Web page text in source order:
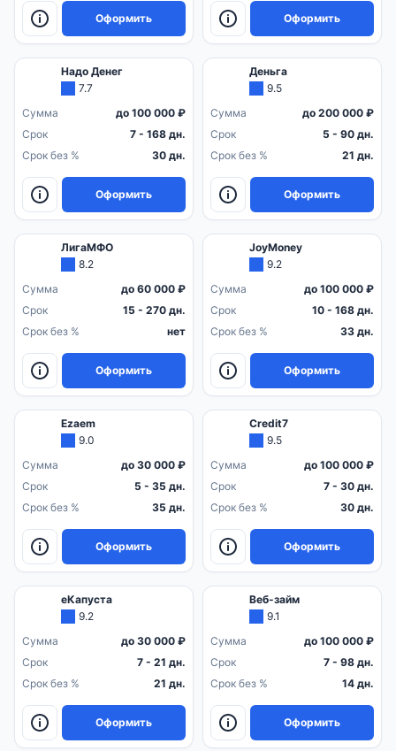
Оформить Оформить
Надо Денег
7.7
Сумма
до 100 000 ₽
Срок
7 - 168 дн.
Срок без %
30 дн.
Оформить
Деньга
9.5
Сумма
до 200 000 ₽
Срок
5 - 90 дн.
Срок без %
21 дн.
Оформить
ЛигаМФО
8.2
Сумма
до 60 000 ₽
Срок
15 - 270 дн.
Срок без %
нет
Оформить
JoyMoney
9.2
Сумма
до 100 000 ₽
Срок
10 - 168 дн.
Срок без %
33 дн.
Оформить
Ezaem
9.0
Сумма
до 30 000 ₽
Срок
5 - 35 дн.
Срок без %
35 дн.
Оформить
Credit7
9.5
Сумма
до 100 000 ₽
Срок
7 - 30 дн.
Срок без %
30 дн.
Оформить
еКапуста
9.2
Сумма
до 30 000 ₽
Срок
7 - 21 дн.
Срок без %
21 дн.
Оформить
Веб-займ
9.1
Сумма
до 100 000 ₽
Срок
7 - 98 дн.
Срок без %
14 дн.
Оформить